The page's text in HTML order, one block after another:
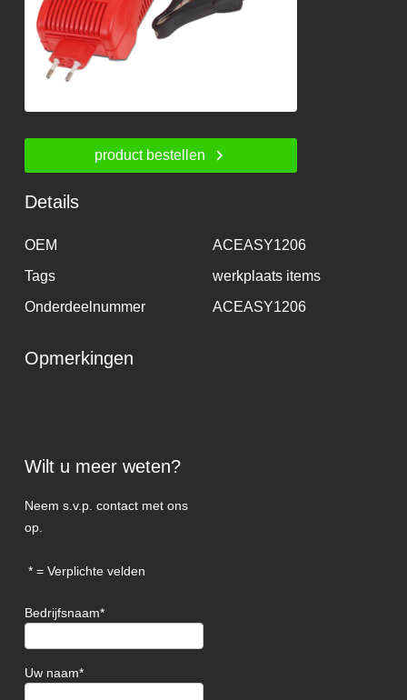
product bestellen
Details
OEM
ACEASY1206
Tags
werkplaats items
Onderdeelnummer
ACEASY1206
Opmerkingen
Wilt u meer weten?
Neem s.v.p. contact met ons
op.
= Verplichte velden
Bedrijfsnaam
Uw naam